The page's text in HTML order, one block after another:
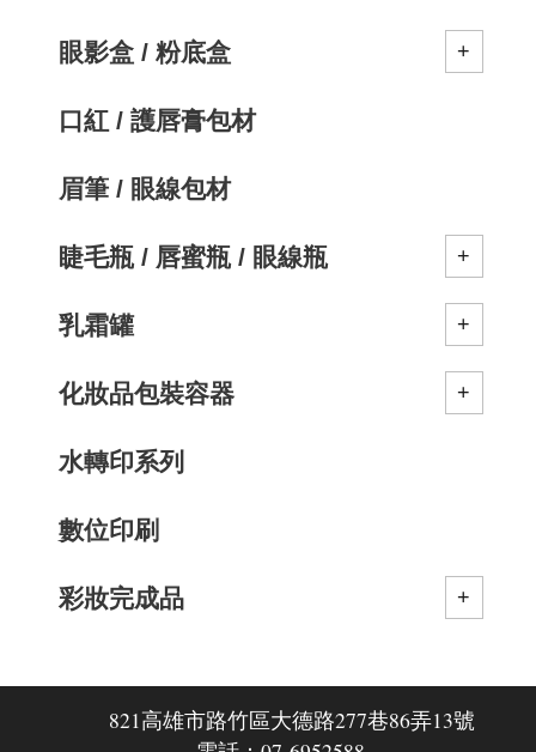
眼影盒 / 粉底盒
口紅 / 護唇膏包材
眉筆 / 眼線包材
睫毛瓶 / 唇蜜瓶 / 眼線瓶
乳霜罐
化妝品包裝容器
水轉印系列
數位印刷
彩妝完成品
821高雄市路竹區大德路277巷86弄13號